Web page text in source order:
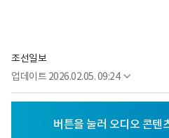
조선일보
업데이트 2026.02.05. 09:24